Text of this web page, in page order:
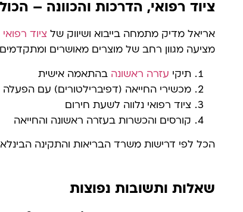
ציוד רפואי, הדרכות והכוונה –
אריאל מדיק מתמחה בייבוא ושיווק שלציוד רפואי
מציעה מגוון רחב של מוצרים מאושרים
תיקי עזרה ראשונה בהתאמה אישית
מכשירי החייאה (דפיברילטורים) עם הפעלה
ציוד רפואי נלווה לשעת חירום
קורסים והכשרות בעזרה ראשונה והחייאה
הכל לפי דרישות משרד הבריאות והתקינה
שאלות ותשובות נפוצות